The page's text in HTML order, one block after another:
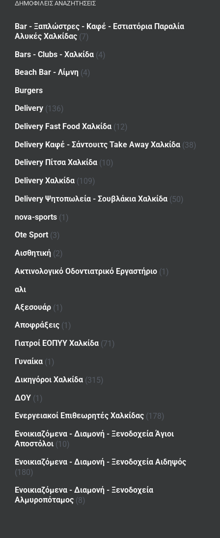
ΔΗΜΟΦΙΛΕΙΣ ΑΝΑΖΗΤΗΣΕΙΣ
Bar - Ξαπλώστρες - Καφέ - Εστιατόρια Παραλία
Αλυκές Χαλκίδας (7)
Bars - Clubs - Χαλκίδα (4)
Beach Bar - Λίμνη (4)
Burgers
Delivery (136)
Delivery Fast Food Χαλκίδα (12)
Delivery Καφέ - Σάντουιτς Take Away Χαλκίδα (38)
Delivery Πίτσα Χαλκίδα (10)
Delivery Χαλκίδα (109)
Delivery Ψητοπωλεία - Σουβλάκια Χαλκίδα (50)
nova-sports (1)
Ote Sport (3)
Αισθητική (2)
Ακτινολογικό Οδοντιατρικό Εργαστήριο (1)
αλι
Αξεσουάρ (1)
Αποφράξεις (1)
Γιατροί ΕΟΠΥΥ Χαλκίδα (71)
Γυναίκα (1)
Δικηγόροι Χαλκίδα (315)
ΔΟΥ (1)
Ενεργειακοί Επιθεωρητές Χαλκίδας (178)
Ενοικιαζόμενα - Διαμονή - Ξενοδοχεία Άγιοι
Αποστόλοι (10)
Ενοικιαζόμενα - Διαμονή - Ξενοδοχεία Αιδηψός
(180)
Ενοικιαζόμενα - Διαμονή - Ξενοδοχεία
Αλμυροπόταμος (8)